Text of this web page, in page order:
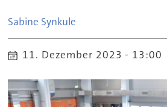
Sabine Synkule
11. Dezember 2023 - 13:00